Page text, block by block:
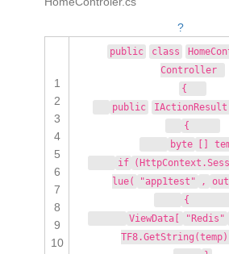
?
1
2
3
4
5
6
7
8
9
10
public class
Controller
{
public
{
byte
[]
if
lue(
"app1test" , out
{
ViewData[
"Redis"